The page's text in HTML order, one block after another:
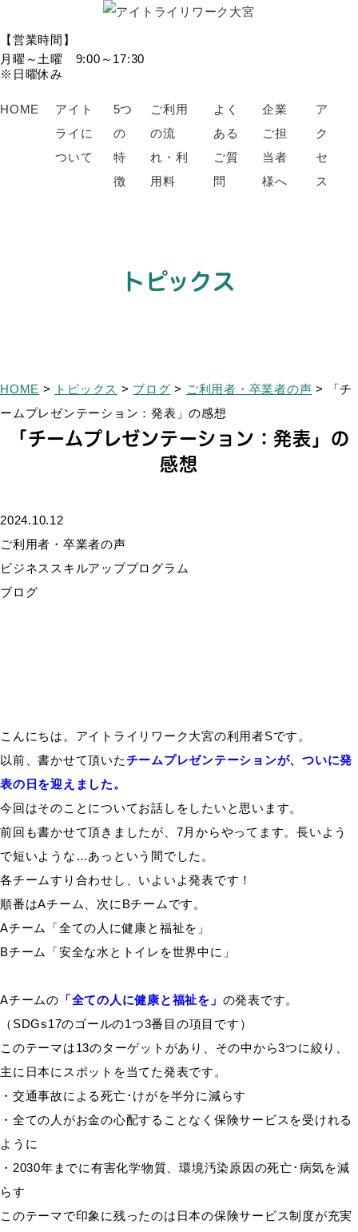
【営業時間】
月曜～土曜 9:00～17:30
※日曜休み
HOME
アイト
ライに
ついて
5つ
の
特
徴
ご利用
の流
れ・利
用料
よく
ある
ご質
問
企業
ご担
当者
様へ
ア
ク
セ
ス
トピックス
HOME > トピックス > ブログ > ご利用者・卒業者の声 >
「チ
ームプレゼンテーション：発表」の感想
「チームプレゼンテーション：発表」の
感想
2024.10.12
ご利用者・卒業者の声
ビジネススキルアッププログラム
ブログ
こんにちは。アイトライリワーク大宮の利用者Sです。
以前、書かせて頂いたチームプレゼンテーションが、ついに発
表の日を迎えました。
今回はそのことについてお話しをしたいと思います。
前回も書かせて頂きましたが、7月からやってます。長いよう
で短いような…あっという間でした。
各チームすり合わせし、いよいよ発表です！
順番はAチーム、次にBチームです。
Aチーム「全ての人に健康と福祉を」
Bチーム「安全な水とトイレを世界中に」
Aチームの 「全ての人に健康と福祉を」 の発表です。
（SDGs17のゴールの1つ3番目の項目です）
このテーマは13のターゲットがあり、その中から3つに絞り、
主に日本にスポットを当てた発表です。
・交通事故による死亡･けがを半分に減らす
・全ての人がお金の心配することなく保険サービスを受けれる
ように
・2030年までに有害化学物質、環境汚染原因の死亡･病気を減
らす
このテーマで印象に残ったのは日本の保険サービス制度が充実